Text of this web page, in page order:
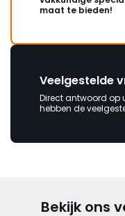
maat te bieden!
Veelgestelde
Direct antwoord op
hebben de
Bekijk ons